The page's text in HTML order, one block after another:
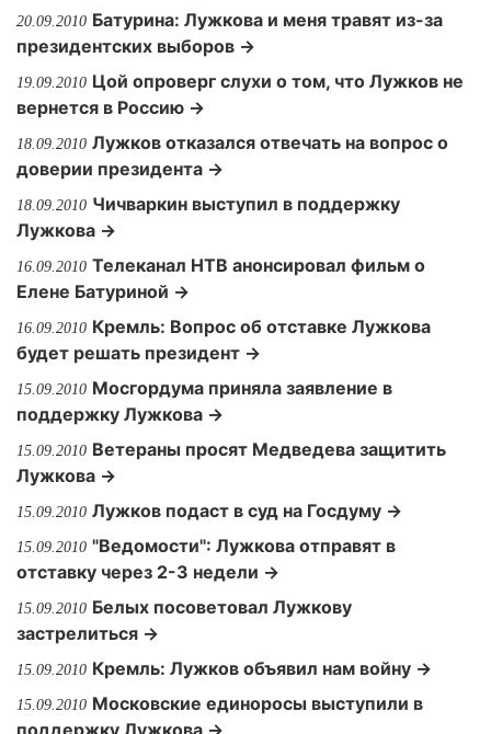
20.09.2010 Батурина: Лужкова и меня травят из-за
президентских выборов →
19.09.2010 Цой опроверг слухи о том, что Лужков не
вернется в Россию →
18.09.2010 Лужков отказался отвечать на вопрос о
доверии президента →
18.09.2010 Чичваркин выступил в поддержку
Лужкова →
16.09.2010 Телеканал НТВ анонсировал фильм о
Елене Батуриной →
16.09.2010 Кремль: Вопрос об отставке Лужкова
будет решать президент →
15.09.2010 Мосгордума приняла заявление в
поддержку Лужкова →
15.09.2010 Ветераны просят Медведева защитить
Лужкова →
15.09.2010 Лужков подаст в суд на Госдуму →
15.09.2010 "Ведомости": Лужкова отправят в
отставку через 2-3 недели →
15.09.2010 Белых посоветовал Лужкову
застрелиться →
15.09.2010 Кремль: Лужков объявил нам войну →
15.09.2010 Московские единоросы выступили в
поддержку Лужкова →